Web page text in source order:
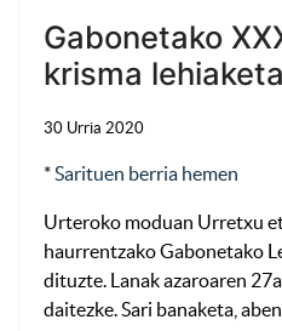
Gabonetako
krisma
30 Urria 2020
*Sarituen berria hemen
Urteroko moduan Urretxu
haurrentzako Gabonetako
dituzte. Lanak azaroaren
daitezke. Sari banaketa,